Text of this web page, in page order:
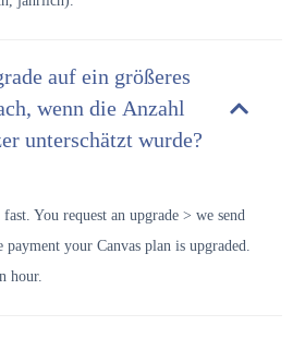
auf ein größeres
wenn die Anzahl
unterschätzt wurde?
You request an upgrade > we send
your Canvas plan is upgraded.
hour.